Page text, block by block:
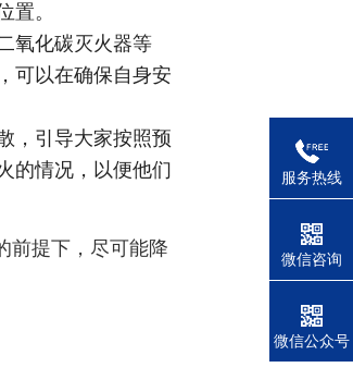
置。
氧化碳灭火器等
可以在确保自身安
，引导大家按照预
的情况，以便他们
提下，尽可能降
服务热线
微信咨询
微信公众号